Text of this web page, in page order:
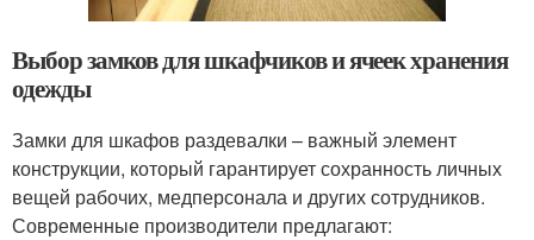
Выбор замков для шкафчиков и ячеек хранения
одежды
Замки для шкафов раздевалки – важный элемент
конструкции, который гарантирует сохранность личных
вещей рабочих, медперсонала и других сотрудников.
Современные производители предлагают: